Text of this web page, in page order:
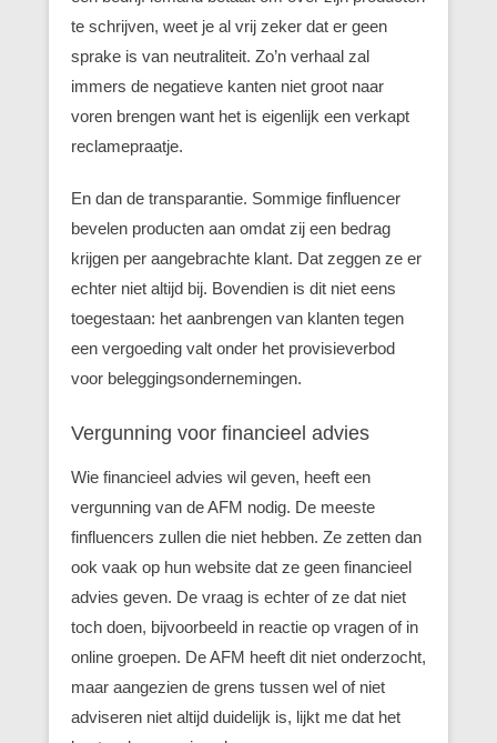
te schrijven, weet je al vrij zeker dat er geen
sprake is van neutraliteit. Zo’n verhaal zal
immers de negatieve kanten niet groot naar
voren brengen want het is eigenlijk een verkapt
reclamepraatje.
En dan de transparantie. Sommige finfluencer
bevelen producten aan omdat zij een bedrag
krijgen per aangebrachte klant. Dat zeggen ze er
echter niet altijd bij. Bovendien is dit niet eens
toegestaan: het aanbrengen van klanten tegen
een vergoeding valt onder het provisieverbod
voor beleggingsondernemingen.
Vergunning voor financieel advies
Wie financieel advies wil geven, heeft een
vergunning van de AFM nodig. De meeste
finfluencers zullen die niet hebben. Ze zetten dan
ook vaak op hun website dat ze geen financieel
advies geven. De vraag is echter of ze dat niet
toch doen, bijvoorbeeld in reactie op vragen of in
online groepen. De AFM heeft dit niet onderzocht,
maar aangezien de grens tussen wel of niet
adviseren niet altijd duidelijk is, lijkt me dat het